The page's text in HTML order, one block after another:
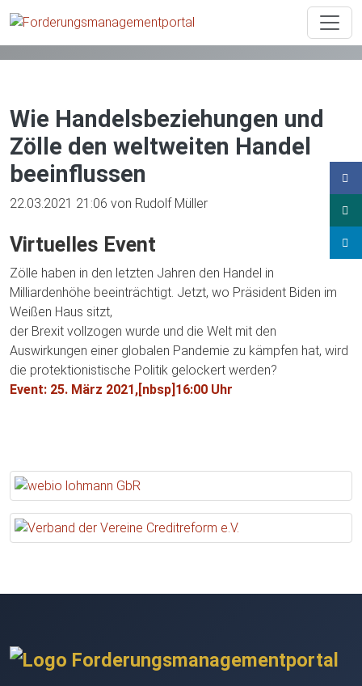
Wie Handelsbeziehungen und
Zölle den weltweiten Handel
beeinflussen
22.03.2021 21:06 von Rudolf Müller
Virtuelles Event
Zölle haben in den letzten Jahren den Handel in
Milliardenhöhe beeinträchtigt. Jetzt, wo Präsident Biden im
Weißen Haus sitzt,
der Brexit vollzogen wurde und die Welt mit den
Auswirkungen einer globalen Pandemie zu kämpfen hat, wird
die protektionistische Politik gelockert werden?
Event: 25. März 2021,[nbsp] 16:00 Uhr